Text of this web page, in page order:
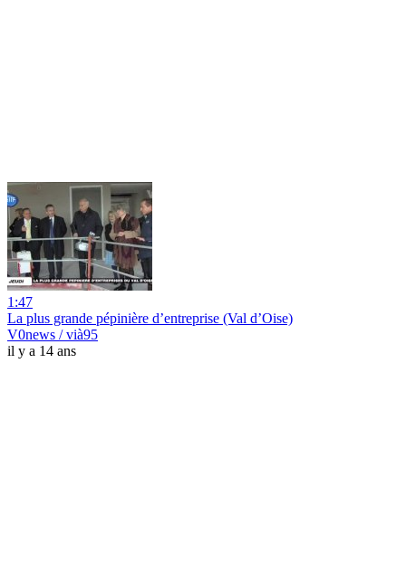
1:47
La plus grande pépinière d’entreprise (Val d’Oise)
V0news / vià95
il y a 14 ans